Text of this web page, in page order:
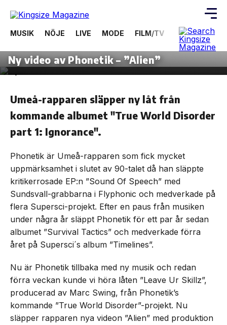
Skip
the
content
MUSIK NÖJE LIVE MODE FILM/TV VIDEOS
Ny video av Phonetik – ”Alien”
Umeå-rapparen släpper ny låt från
kommande albumet "True World Disorder
part 1: Ignorance".
Phonetik är Umeå-rapparen som fick mycket
uppmärksamhet i slutet av 90-talet då han släppte
kritikerrosade EP:n ”Sound Of Speech” med
Sundsvall-grabbarna i Flyphonic och medverkade på
flera Supersci-projekt. Efter en paus från musiken
under några år släppt Phonetik för ett par år sedan
albumet ”Survival Tactics” och medverkade förra
året på Supersci´s album ”Timelines”.
Nu är Phonetik tillbaka med ny musik och redan
förra veckan kunde vi höra låten ”Leave Ur Skillz”,
producerad av Marc Swing, från Phonetik’s
kommande ”True World Disorder”-projekt. Nu
släpper rapparen nya videon ”Alien” med produktion